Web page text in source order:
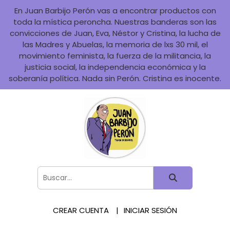
En Juan Barbijo Perón vas a encontrar productos con
toda la mística peroncha. Nuestras banderas son las
convicciones de Juan, Eva, Néstor y Cristina, la lucha de
las Madres y Abuelas, la memoria de lxs 30 mil, el
movimiento feminista, la fuerza de la militancia, la
justicia social, la independencia económica y la
soberanía política. Nada sin Perón. Cristina es inocente.
CREAR CUENTA INICIAR SESIÓN